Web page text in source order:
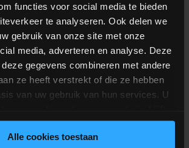
functies voor social media te bieden
te analyseren. Ook delen we
gebruik van onze site met onze
media, adverteren en analyse. Deze
gegevens combineren met andere
ze heeft verstrekt of die ze hebben
van uw gebruik van hun services. U
Alle cookies toestaan
de peso en una tolva, aprovechamos
innovadora corredera de dosificación. La
cantidades directamente en la balanza
más pequeñas vayan primero a la
logra un caudal elevado con una excelente
la balanza adecuada se selecciona
la cantidad de silos que necesita.